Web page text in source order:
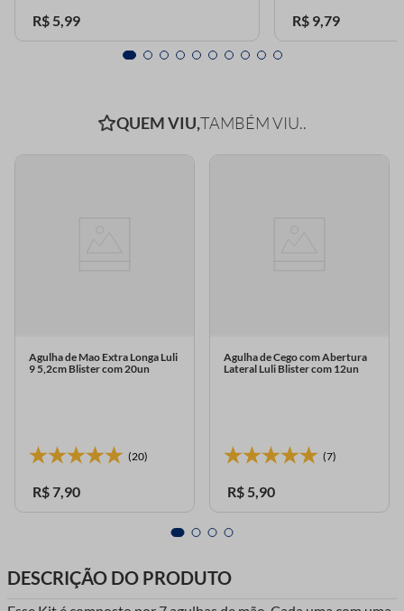
R$ 5,99 R$ 9,79
QUEM VIU,TAMBÉM VIU..
Agulha de Mao Extra Longa Luli
9 5,2cm Blister com 20un
(20)
R$7,90
Agulha de Cego com Abertura
Lateral Luli Blister com 12un
(7)
R$ 5,90
DESCRIÇÃO DO PRODUTO